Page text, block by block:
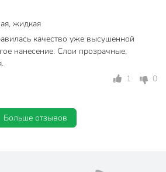
1.04 кг
жидкая
качество уже высушенной
нанесение. Слои прозрачные,
1
0
Больше отзывов